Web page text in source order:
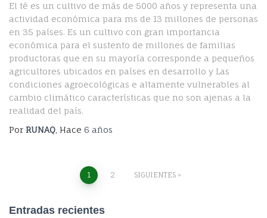
El té es un cultivo de más de 5000 años y representa una
actividad económica para ms de 13 millones de personas
en 35 países. Es un cultivo con gran importancia
económica para el sustento de millones de familias
productoras que en su mayoría corresponde a pequeños
agricultores ubicados en países en desarrollo y Las
condiciones agroecológicas e altamente vulnerables al
cambio climático características que no son ajenas a la
realidad del país.
Por RUNAQ , Hace 6 años
Navegación
de
1 2 SIGUIENTES
Entradas recientes